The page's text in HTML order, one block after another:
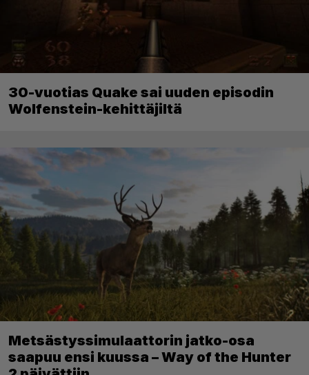
30-vuotias Quake sai uuden episodin
Wolfenstein-kehittäjiltä
Metsästyssimulaattorin jatko-osa
saapuu ensi kuussa – Way of the Hunter